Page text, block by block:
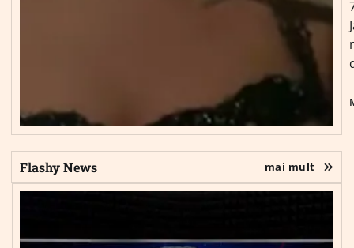
Flashy News mai mult